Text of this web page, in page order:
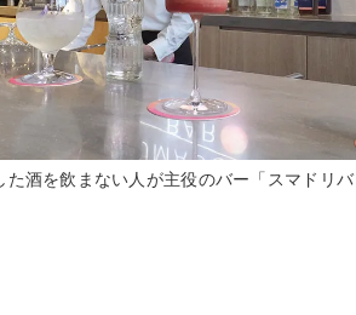
た酒を飲まない人が主役のバー「スマドリバ